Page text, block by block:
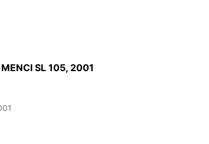
SL 105, 2001